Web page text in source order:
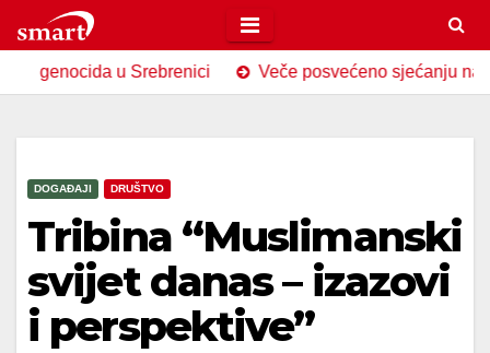
to
contentu Srebrenici Veče posvećeno sjećanju na
DOGAĐAJI DRUŠTVO
Tribina “Muslimanski
svijet danas – izazovi
i perspektive”